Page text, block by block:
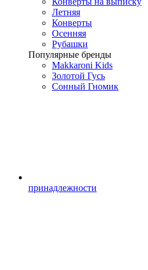
Летняя
Конверты
Осенняя
Рубашки
Популярные бренды
Makkaroni Kids
Золотой Гусь
Сонный Гномик
принадлежности